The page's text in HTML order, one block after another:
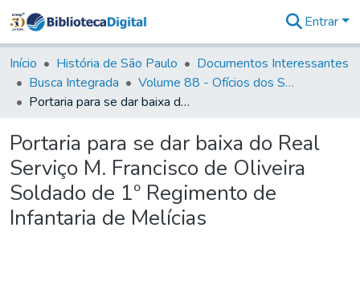
&
Coleções
Tudo na
Biblioteca
Estatísticas
Entrar
Início História de São Paulo
Documentos Interessantes
Busca Integrada
Volume 88 - Ofícios dos Senhores Governadores Interinos da Capitania de São Paulo (1817- 1819)
Portaria para se dar baixa do Real Serviço M. Francisco de Oliveira Soldado de 1º Regimento de Infantaria de Melícias
Portaria para se dar baixa do Real
Serviço M. Francisco de Oliveira
Soldado de 1º Regimento de
Infantaria de Melícias